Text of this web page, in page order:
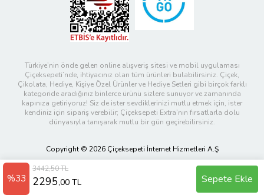
%33
3442,50 TL
2295,00 TL Sepete Ekle
Türkiye’nin önde gelen online alışveriş sitesi ve mobil uygulaması
Çiçeksepeti’nde, ihtiyacınız olan tüm ürünleri bulabilirsiniz. Çiçek,
Çikolata, Hediye, Kişiye Özel Ürünler ve Hediye Setleri gibi birçok farklı
kategoride aradığınız binlerce ürünü sizlere sunuyor ve zamanında
kapınıza getiriyoruz! Siz de ister sevdiklerinizi mutlu etmek için, ister
kendiniz için sipariş verebilir; Çiçeksepeti Extra’nın fırsatlarla dolu
dünyasıyla tanışarak mutlu bir gün geçirebilirsiniz.
Copyright © 2026 Çiçeksepeti İnternet Hizmetleri A.Ş